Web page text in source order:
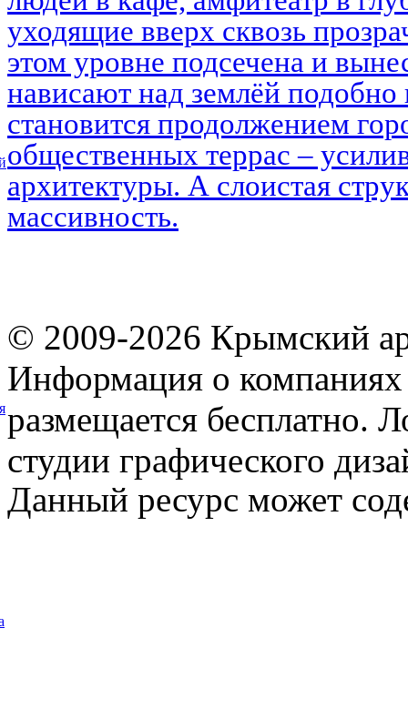
уходящие вверх сквозь
этом уровне подсечена и
нависают над землёй
становится продолжением
общественных террас –
архитектуры. А слоистая
массивность.
© 2009-2026 Крымский
Информация о компаниях
размещается бесплатно.
студии графического
Данный ресурс может